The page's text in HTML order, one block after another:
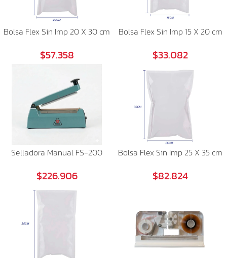
Bolsa Flex Sin Imp 20 X 30 cm
$57.358
Bolsa Flex Sin Imp 15 X 20 cm
$33.082
Selladora Manual FS-200
$226.906
Bolsa Flex Sin Imp 25 X 35 cm
$82.824